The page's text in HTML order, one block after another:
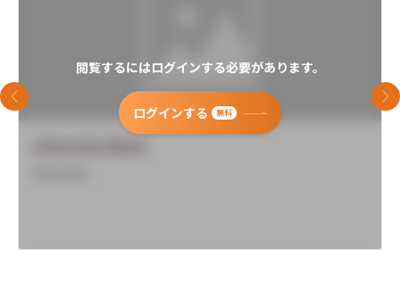
閲覧するにはログインする必要があります。
ログインする 無料
前のスライド 次